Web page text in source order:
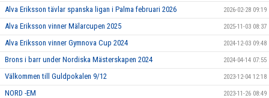
Alva Eriksson tävlar spanska ligan i Palma februari 2026 2026-02-28 09:19
Alva Eriksson vinner Mälarcupen 2025 2025-11-03 08:37
Alva Eriksson vinner Gymnova Cup 2024 2024-12-03 09:48
Brons i barr under Nordiska Mästerskapen 2024 2024-04-14 07:55
Välkommen till Guldpokalen 9/12 2023-12-04 12:18
NORD -EM 2023-11-26 08:49